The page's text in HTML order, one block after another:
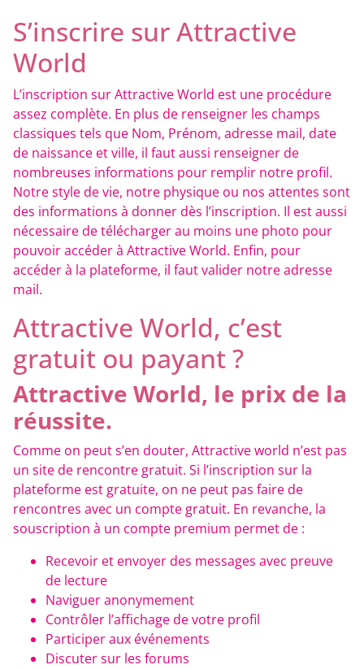
S’inscrire sur Attractive
World
L’inscription sur Attractive World est une procédure
assez complète. En plus de renseigner les champs
classiques tels que Nom, Prénom, adresse mail, date
de naissance et ville, il faut aussi renseigner de
nombreuses informations pour remplir notre profil.
Notre style de vie, notre physique ou nos attentes sont
des informations à donner dès l’inscription. Il est aussi
nécessaire de télécharger au moins une photo pour
pouvoir accéder à Attractive World. Enfin, pour
accéder à la plateforme, il faut valider notre adresse
mail.
Attractive World, c’est
gratuit ou payant ?
Attractive World, le prix de la
réussite.
Comme on peut s’en douter, Attractive world n’est pas
un site de rencontre gratuit. Si l’inscription sur la
plateforme est gratuite, on ne peut pas faire de
rencontres avec un compte gratuit. En revanche, la
souscription à un compte premium permet de :
Recevoir et envoyer des messages avec preuve
de lecture
Naviguer anonymement
Contrôler l’affichage de votre profil
Participer aux événements
Discuter sur les forums